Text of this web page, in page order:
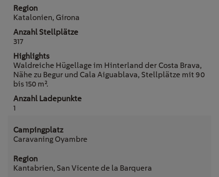
Katalonien, Girona
317
Waldreiche Hügellage im Hinterland der Costa Brava,
Nähe zu Begur und Cala Aiguablava, Stellplätze mit 90
bis 150 m².
1
Caravaning Oyambre
Kantabrien, San Vicente de la Barquera